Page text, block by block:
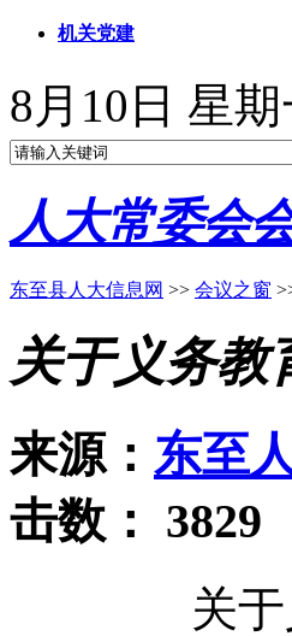
机关党建
8月10日 星期
人大常委会
东至县人大信息网 >> 会议之窗
关于义务教
来源： 东至
击数： 3829
关